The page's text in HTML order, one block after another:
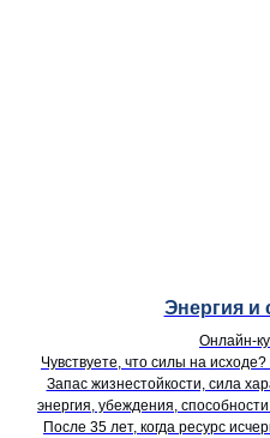
Энергия и
Онлайн-
Чувствуете, что силы на
Запас жизнестойкости, сила
энергия, убеждения,
После 35 лет, когда ресурс